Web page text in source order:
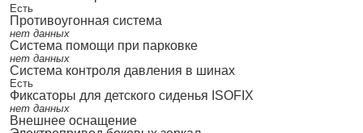
Есть
Противоугонная система
нет данных
Система помощи при парковке
нет данных
Система контроля давления в шинах
Есть
Фиксаторы для детского сиденья ISOFIX
нет данных
Внешнее оснащение